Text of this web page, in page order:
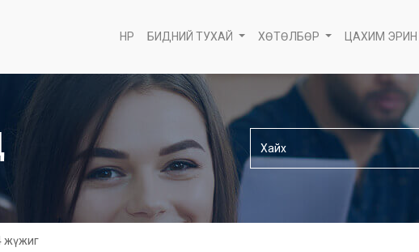
НҮҮР БИДНИЙ ТУХАЙ ХӨТӨЛБӨР ЦАХИМ ЭРИН
жүжиг